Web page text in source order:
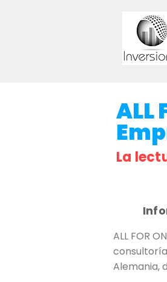
ALL
La
ALL FOR
Alemania,